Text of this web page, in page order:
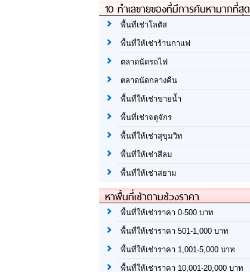
10 ทำเลขายของที่มีการค้นหามากที่สุด
พื้นที่เช่าโลตัส
พื้นที่ให้เช่าร้านกาแฟ
ตลาดนัดรถไฟ
ตลาดนัดกลางคืน
พื้นที่ให้เช่าขายน้ำ
พื้นที่เช่าจตุจักร
พื้นที่ให้เช่าสุขุมวิท
พื้นที่ให้เช่าสีลม
พื้นที่ให้เช่าสยาม
หาพื้นที่เช่าตามช่วงราคา
พื้นที่ให้เช่าราคา 0-500 บาท
พื้นที่ให้เช่าราคา 501-1,000 บาท
พื้นที่ให้เช่าราคา 1,001-5,000 บาท
พื้นที่ให้เช่าราคา 10,001-20,000 บาท